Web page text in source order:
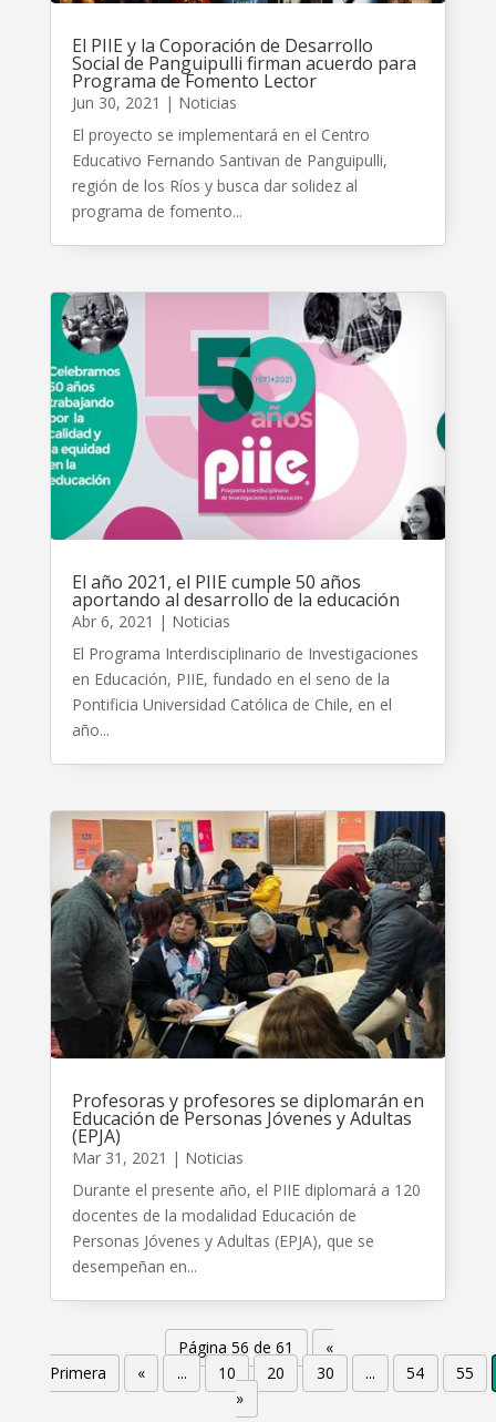
El PIIE y la Coporación de Desarrollo
Social de Panguipulli firman acuerdo para
Programa de Fomento Lector
Jun 30, 2021 | Noticias
El proyecto se implementará en el Centro
Educativo Fernando Santivan de Panguipulli,
región de los Ríos y busca dar solidez al
programa de fomento...
El año 2021, el PIIE cumple 50 años
aportando al desarrollo de la educación
Abr 6, 2021 | Noticias
El Programa Interdisciplinario de Investigaciones
en Educación, PIIE, fundado en el seno de la
Pontificia Universidad Católica de Chile, en el
año...
Profesoras y profesores se diplomarán en
Educación de Personas Jóvenes y Adultas
(EPJA)
Mar 31, 2021 | Noticias
Durante el presente año, el PIIE diplomará a 120
docentes de la modalidad Educación de
Personas Jóvenes y Adultas (EPJA), que se
desempeñan en...
Página 56 de 61
«
Primera
« ... 10 20 30 ... 54
55
»